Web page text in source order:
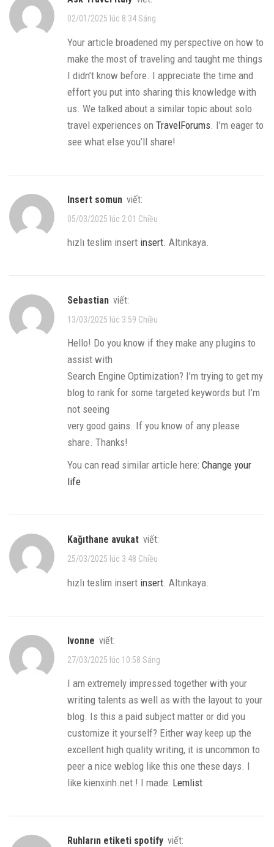
02/01/2025 lúc 8:34 Sáng
Your article broadened my perspective on how to
make the most of traveling and taught me things
I didn’t know before. I appreciate the time and
effort you put into sharing this knowledge with
us. We talked about a similar topic about solo
travel experiences on TravelForums . I’m eager to
see what else you’ll share!
insert somun viết:
05/03/2025 lúc 2:01 Chiều
hızlı teslim insert insert . Altınkaya.
Sebastian viết:
13/03/2025 lúc 3:59 Chiều
Hello! Do you know if they make any plugins to
assist with
Search Engine Optimization? I’m trying to get my
blog to rank for some targeted keywords but I’m
not seeing
very good gains. If you know of any please
share. Thanks!
You can read similar article here: Change your
life
kağıthane avukat viết:
25/03/2025 lúc 3:48 Chiều
hızlı teslim insert insert . Altınkaya.
Ivonne viết:
27/03/2025 lúc 10:58 Sáng
I am extremely impressed together with your
writing talents as well as with the layout to your
blog. Is this a paid subject matter or did you
customize it yourself? Either way keep up the
excellent high quality writing, it is uncommon to
peer a nice weblog like this one these days. I
like kienxinh.net ! I made: Lemlist
ruhların etiketi spotify viết: